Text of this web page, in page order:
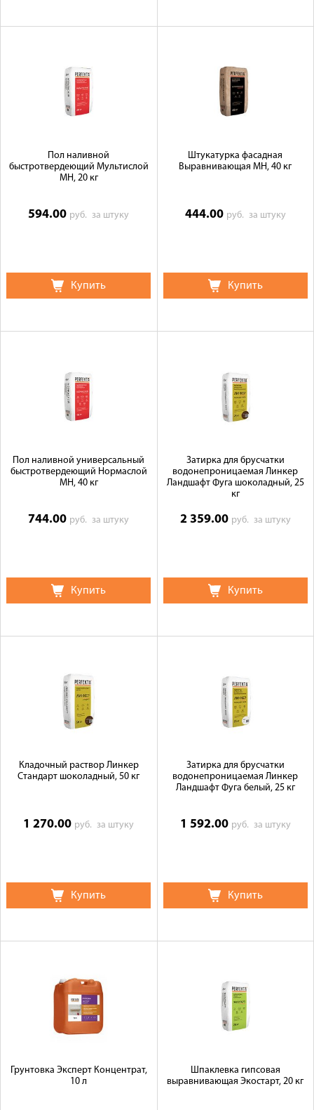
Пол наливной
быстротвердеющий Мультислой
МН, 20 кг
594.00 руб.за штуку
Купить
Штукатурка фасадная
Выравнивающая МН, 40 кг
444.00 руб. за штуку
Купить
Пол наливной универсальный
быстротвердеющий Нормаслой
МН, 40 кг
744.00 руб.за штуку
Купить
Затирка для брусчатки
водонепроницаемая Линкер
Ландшафт Фуга шоколадный, 25
кг
2 359.00 руб. за штуку
Купить
Кладочный раствор Линкер
Стандарт шоколадный, 50 кг
1 270.00 руб.за штуку
Купить
Затирка для брусчатки
водонепроницаемая Линкер
Ландшафт Фуга белый, 25 кг
1 592.00 руб. за штуку
Купить
Грунтовка Эксперт Концентрат,
10 л
Шпаклевка гипсовая
выравнивающая Экостарт, 20 кг